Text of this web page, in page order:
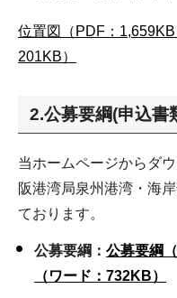
位置図（PDF：1,659KB
201KB）
2.公募要綱(申込書
当ホームページからダ
阪港湾局泉州港湾・海
ております。
公募要綱 ： 公募要綱
（ワード：732KB）